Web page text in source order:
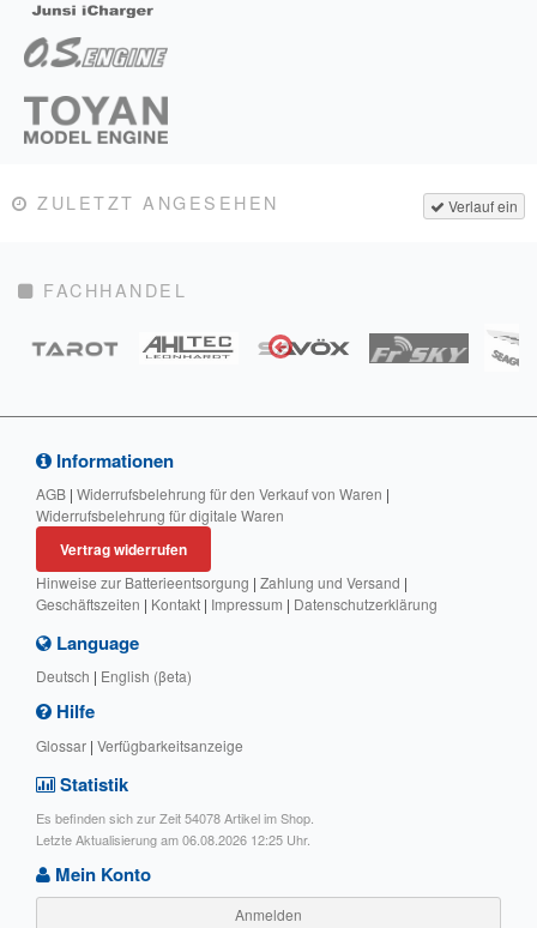
Verlauf ein
ZULETZT ANGESEHEN
FACHHANDEL
Informationen
AGB | Widerrufsbelehrung für den Verkauf von Waren |
Widerrufsbelehrung für digitale Waren
Vertrag widerrufen
Hinweise zur Batterieentsorgung | Zahlung und Versand |
Geschäftszeiten | Kontakt | Impressum | Datenschutzerklärung
Language
Deutsch | English (βeta)
Hilfe
Glossar | Verfügbarkeitsanzeige
Statistik
Es befinden sich zur Zeit 54078 Artikel im Shop.
Letzte Aktualisierung am 06.08.2026 12:25 Uhr.
Mein Konto
Anmelden